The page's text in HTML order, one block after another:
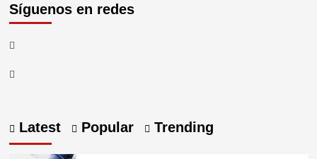
Síguenos en redes
Latest Popular Trending